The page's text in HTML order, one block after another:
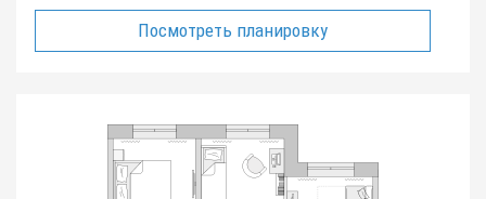
Посмотреть планировку